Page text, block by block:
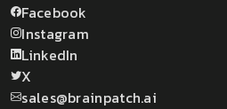
Facebook
Instagram
LinkedIn
X
sales@brainpatch.ai